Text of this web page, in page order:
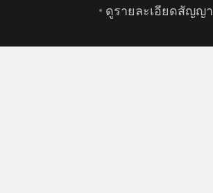
• ดูรายละเอียดสัญญา